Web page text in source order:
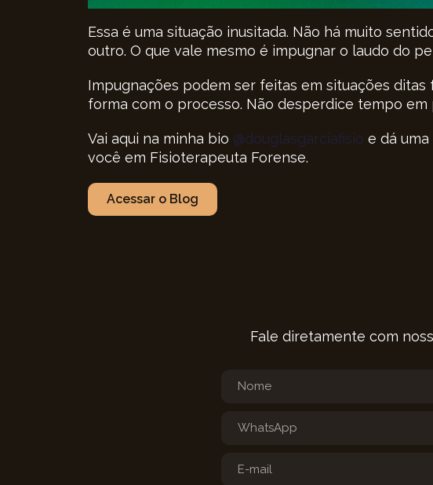
Essa é uma situação inusitada. Não há muito
outro. O que vale mesmo é impugnar o laudo do
Impugnações podem ser feitas em situações
forma com o processo. Não desperdice tempo
Vai aqui na minha bio @douglasgarciafisio e dá
você em Fisioterapeuta Forense.
Acessar o Blog
Fale diretamente com